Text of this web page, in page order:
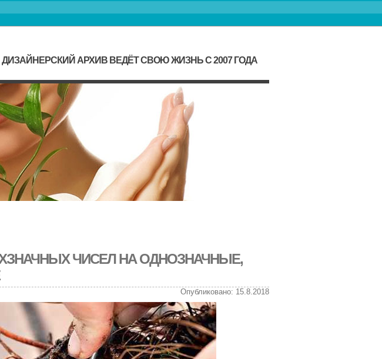
ДИЗАЙНЕРСКИЙ АРХИВ ВЕДЁТ СВОЮ ЖИЗНЬ С 2007 ГОДА
ЧИСЕЛ НА ОДНОЗНАЧНЫЕ,
Опубликовано: 15.8.2018